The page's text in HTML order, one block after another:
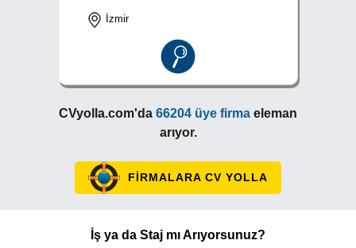
İzmir
CVyolla.com'da 66204 üye firma eleman
arıyor.
FİRMALARA CV YOLLA
İş ya da Staj mı Arıyorsunuz?